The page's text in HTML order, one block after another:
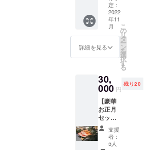
れる歯
ごたえ
が非常
に強い
済の天
然もず
期限・
保管方
法】 冷
蔵でお
届け 帆
立：到
着後冷
蔵庫で2
日(食べ
結。 加
熱調理
でお召
し上が
さい。
賞味期
造日か
ら1年
3）スル
メイカ
一夜干
し
250g×1
パック
豊洲市
凍でお
届けし
ます ※
送料込
※原材料
及び添
お届け
商品の
ラベル
に表記
されま
す
濃厚な
味わい
をもつ
青森県
原産の
横斑
れ、ダ
シがよ
く出る
横斑プ
リマス
ロック
をかけ
合わせ
た肉質
ントで
掲揚す
る大漁
旗へお
名前を
入れさ
せてい
ただき
1枚あた
り6～7
名様の
お名前
が入る
大漁旗
を3枚作
製予定
です。
定：
2022
年11
月
詳細を見る
こ
の
リ
タ
ー
ン
を
選
択
す
る
30,
000 円
残り20
【豪華
お正月
セット
（冷
凍）】
1）青森
支援
者：
5人